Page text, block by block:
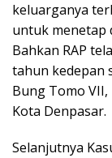
keluarganya
untuk menetap
Bahkan RAP
tahun kedepan
Bung Tomo VII,
Kota Denpasar.
Selanjutnya